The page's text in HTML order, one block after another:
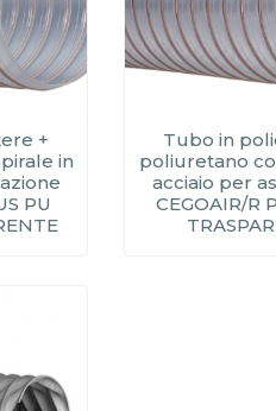
+
in
PU
Tubo in
poliuretano
acciaio per
CEGOAIR/R